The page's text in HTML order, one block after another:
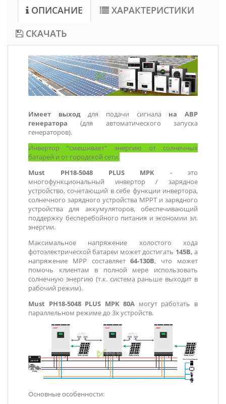
ОПИСАНИЕ
ХАРАКТЕРИСТИКИ
СКАЧАТЬ
Имеет выходдля подачи сигнала на АВР
генератора (для автоматического запуска
генераторов).
Инвертор "смешивает" энергию от солнечных
батарей и от городской сети.
Must PH18-5048 PLUS MPK - это
многофункциональный инвертор / зарядное
устройство, сочетающий в себе функции инвертора,
солнечного зарядного устройства MPPT и зарядного
устройства для аккумуляторов, обеспечивающий
поддержку бесперебойного питания и экономии эл.
энергии.
Максимальное напряжение холостого хода
фотоэлектрической батареи может достигать 145В,а
напряжение MPP составляет64-130В, что может
помочь клиентам в полной мере использовать
солнечную энергию (т.к. система раньше выходит в
рабочий режим).
Must PH18-5048 PLUS MPK 80А могут работать в
параллельном режиме до 3х устройств.
Основные особенности: